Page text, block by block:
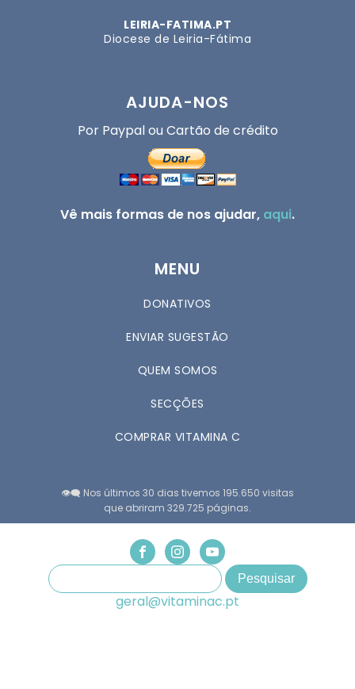
LEIRIA-FATIMA.PT
Diocese de Leiria-Fátima
AJUDA-NOS
Por Paypal ou Cartão de crédito
Vê mais formas de nos ajudar, aqui.
MENU
DONATIVOS
ENVIAR SUGESTÃO
QUEM SOMOS
SECÇÕES
COMPRAR VITAMINA C
👁️‍🗨️ Nos últimos 30 dias tivemos 195.650 visitas
que abriram 329.725 páginas.
geral@vitaminac.pt